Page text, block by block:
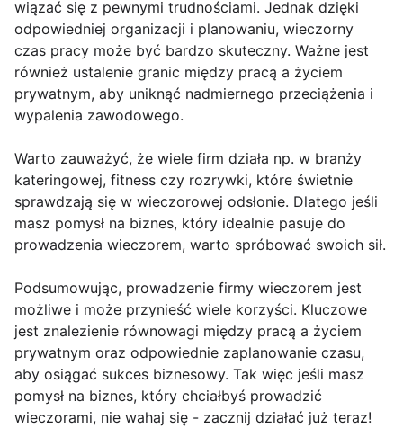
wiązać się z pewnymi trudnościami. Jednak dzięki
odpowiedniej organizacji i planowaniu, wieczorny
czas pracy może być bardzo skuteczny. Ważne jest
również ustalenie granic między pracą a życiem
prywatnym, aby uniknąć nadmiernego przeciążenia i
wypalenia zawodowego.
Warto zauważyć, że wiele firm działa np. w branży
kateringowej, fitness czy rozrywki, które świetnie
sprawdzają się w wieczorowej odsłonie. Dlatego jeśli
masz pomysł na biznes, który idealnie pasuje do
prowadzenia wieczorem, warto spróbować swoich sił.
Podsumowując, prowadzenie firmy wieczorem jest
możliwe i może przynieść wiele korzyści. Kluczowe
jest znalezienie równowagi między pracą a życiem
prywatnym oraz odpowiednie zaplanowanie czasu,
aby osiągać sukces biznesowy. Tak więc jeśli masz
pomysł na biznes, który chciałbyś prowadzić
wieczorami, nie wahaj się - zacznij działać już teraz!